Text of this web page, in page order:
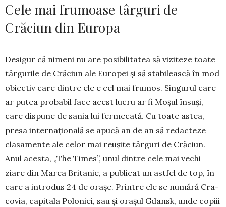
Cele mai frumoase târguri de
Crăciun din Europa
Desigur că nimeni nu are posibilitatea să viziteze toate
târgurile de Crăciun ale Europei și să stabilească în mod
obiectiv care dintre ele e cel mai frumos. Singurul care
ar putea probabil face acest lucru ar fi Moșul însuși,
care dispune de sania lui fermecată. Cu toate astea,
presa in­ternațională se apucă an de an să redacteze
cla­samente ale celor mai reușite târguri de Crăciun.
Anul acesta, „The Times”, unul dintre cele mai vechi
ziare din Marea Britanie, a publicat un astfel de top, în
care a introdus 24 de orașe. Prin­tre ele se numără Cra­­
co­via, capitala Po­lo­­ni­ei, sau și orașul Gdansk, unde copiii